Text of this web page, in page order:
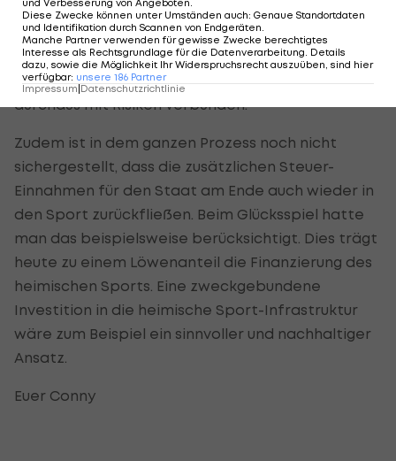
politischen Parteien mitverfolgt hat, dann habe
ich noch meine Zweifel, dass Sport den
Stellenwert bekommt, den er verdient und auch
braucht. Insofern ist auch der Wartungserlass
durchaus mit Risiken verbunden.
Zudem ist in dem ganzen Prozess noch nicht
sichergestellt, dass die zusätzlichen Steuer-
Einnahmen für den Staat am Ende auch wieder in
den Sport zurückfließen. Beim Glücksspiel hatte
man das beispielsweise berücksichtigt. Dies trägt
heute zu einem Löwenanteil die Finanzierung des
heimischen Sports. Eine zweckgebundene
Investition in die heimische Sport-Infrastruktur
wäre zum Beispiel ein sinnvoller und nachhaltiger
Ansatz.
Euer Conny
Diese Zwecke können unter Umständen auch: Genaue Standortdaten
und Identifikation durch Scannen von Endgeräten
Manche Partner verwenden für gewisse Zwecke berechtigtes
Interesse als Rechtsgrundlage für die Datenverarbeitung. Details
dazu, sowie die Möglichkeit Ihr Widerspruchsrecht auszuüben, sind hier
verfügbar: unsere 186 Partner
Impressum|Datenschutzrichtlinie